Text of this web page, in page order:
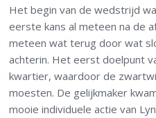
Het begin van de wedstrijd
eerste kans al meteen na de
meteen wat terug door wat
achterin. Het eerst doelpunt
kwartier, waardoor de
moesten. De gelijkmaker
mooie individuele actie van